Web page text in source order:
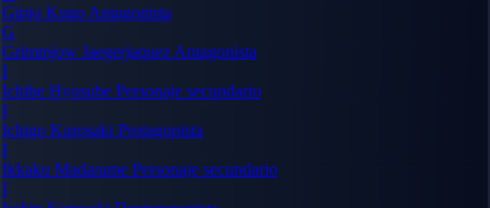
Ginjo Kugo Antagonista
G
Grimmjow Jaegerjaquez Antagonista
I
Ichibe Hyosube Personaje secundario
I
Ichigo Kurosaki Protagonista
I
Ikkaku Madarame Personaje secundario
I